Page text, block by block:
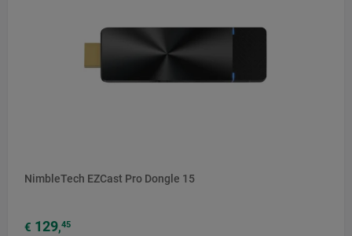
NimbleTech EZCast Pro Dongle 15
€ 129,45